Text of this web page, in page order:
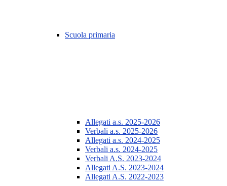
Scuola primaria
Allegati a.s. 2025-2026
Verbali a.s. 2025-2026
Allegati a.s. 2024-2025
Verbali a.s. 2024-2025
Verbali A.S. 2023-2024
Allegati A.S. 2023-2024
Allegati A.S. 2022-2023